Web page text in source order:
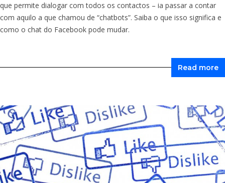
que permite dialogar com todos os contactos – ia passar a contar
com aquilo a que chamou de “chatbots”. Saiba o que isso significa e
como o chat do Facebook pode mudar.
Read more